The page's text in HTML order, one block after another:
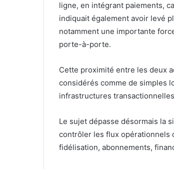
ligne, en intégrant paiements,
indiquait également avoir levé
notamment une importante
porte-à-porte.
Cette proximité entre les deux
considérés comme de simples
infrastructures
Le sujet dépasse désormais la
contrôler les flux opérationnels
fidélisation, abonnements,